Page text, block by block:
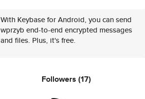
With Keybase for Android, you can send
wprzyb end-to-end encrypted messages
and files. Plus, it's free.
Followers (17)